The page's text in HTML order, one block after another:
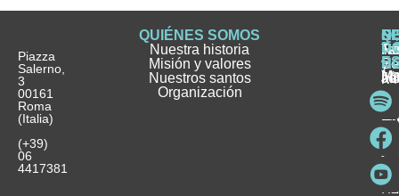
Piazza
Salerno,
3
00161
Roma
(Italia)
(+39)
06
4417381
QUIÉNES SOMOS
Nuestra historia
Misión y valores
Nuestros santos
Organización
e
y
y